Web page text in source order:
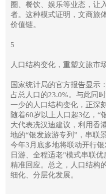
圈、餐饮、娱乐等业态，让
者。这种模式证明，文商旅
价值链。
5
人口结构变化，重塑文旅市
国家统计局的官方报告显示
占总人口的23.0%。与此同
一少的人口结构变化，正深
随着60岁以上人口超3亿，“
大代表冼汉迪建议，利用香
地的“银发旅游专列”，串联
今年3月底多地将联动开行
日游、全程适老"模式串联
精准回应。总之，人口结构
细化、分层化发展。